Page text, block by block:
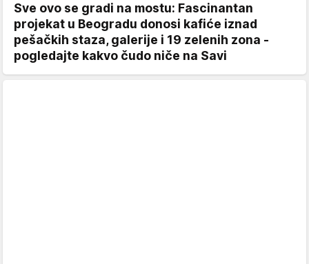
Sve ovo se gradi na mostu: Fascinantan
projekat u Beogradu donosi kafiće iznad
pešačkih staza, galerije i 19 zelenih zona -
pogledajte kakvo čudo niče na Savi